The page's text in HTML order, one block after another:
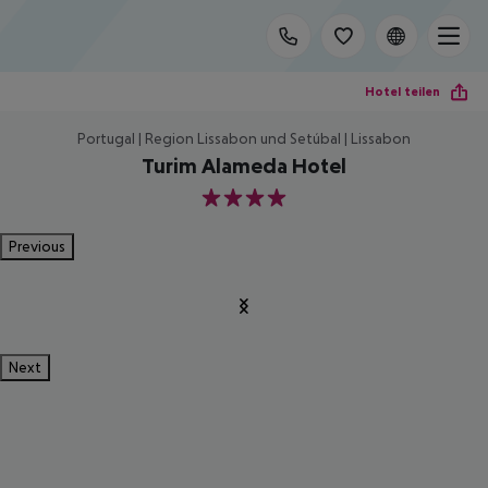
Hotel teilen
Portugal | Region Lissabon und Setúbal | Lissabon
Turim Alameda Hotel
4
Previous
Next